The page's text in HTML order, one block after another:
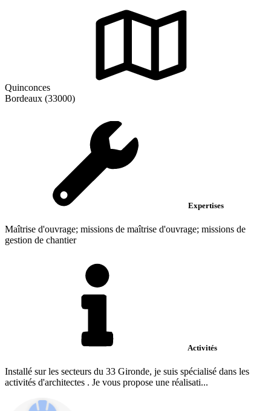
Quinconces
Bordeaux (33000)
Expertises
Maîtrise d'ouvrage; missions de maîtrise d'ouvrage; missions de
gestion de chantier
Activités
Installé sur les secteurs du 33 Gironde, je suis spécialisé dans les
activités d'architectes . Je vous propose une réalisati...